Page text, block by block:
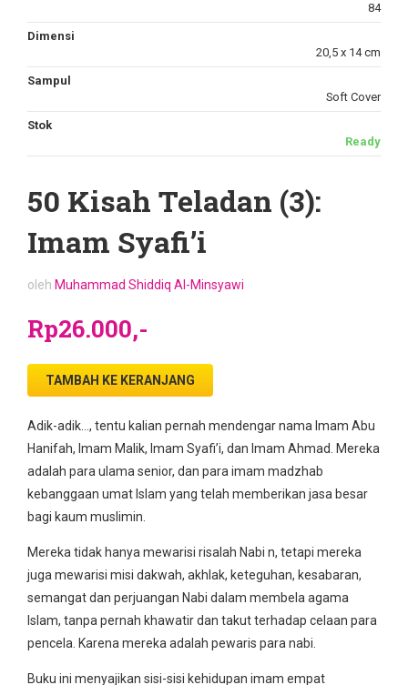
84
Dimensi
20,5 x 14 cm
Sampul
Soft Cover
Stok
Ready
50 Kisah Teladan (3):
Imam Syafi’i
oleh Muhammad Shiddiq Al-Minsyawi
Rp26.000,-
TAMBAH KE KERANJANG
Adik-adik…, tentu kalian pernah mendengar nama Imam Abu
Hanifah, Imam Malik, Imam Syafi’i, dan Imam Ahmad. Mereka
adalah para ulama senior, dan para imam madzhab
kebanggaan umat Islam yang telah memberikan jasa besar
bagi kaum muslimin.
Mereka tidak hanya mewarisi risalah Nabi n, tetapi mereka
juga mewarisi misi dakwah, akhlak, keteguhan, kesabaran,
semangat dan perjuangan Nabi dalam membela agama
Islam, tanpa pernah khawatir dan takut terhadap celaan para
pencela. Karena mereka adalah pewaris para nabi.
Buku ini menyajikan sisi-sisi kehidupan imam empat